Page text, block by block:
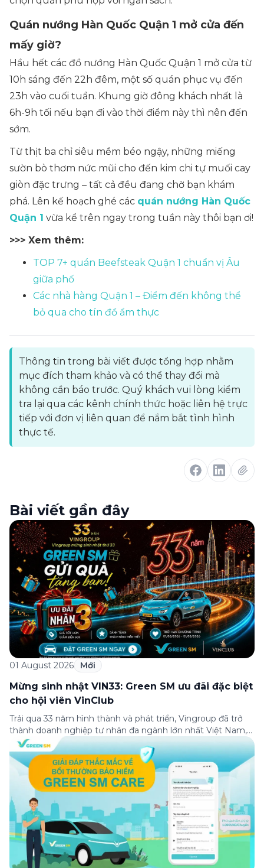
Quán nướng Hàn Quốc Quận 1 mở cửa đến
mấy giờ?
Hầu hết các đồ nướng Hàn Quốc Quận 1 mở cửa từ
10h sáng đến 22h đêm, một số quán phục vụ đến
23h vào cuối tuần. Khung giờ đông khách nhất là
6h-9h tối nếu bạn đi vào thời điểm này thì nên đến
sớm.
Từ thịt ba chỉ siêu mềm béo ngậy, những miếng
sườn bò thơm nức mũi cho đến kim chi tự muối cay
giòn đặc trưng – tất cả đều đang chờ bạn khám
phá. Lên kế hoạch ghé các quán nướng Hàn Quốc
Quận 1 vừa kể trên ngay trong tuần này thôi bạn ơi!
>>> Xem thêm:
TOP 7+ quán Beefsteak Quận 1 chuẩn vị Âu
giữa phố
Các nhà hàng Quận 1 – Điểm đến không thể
bỏ qua cho tín đồ ẩm thực
Thông tin trong bài viết được tổng hợp nhằm
mục đích tham khảo và có thể thay đổi mà
không cần báo trước. Quý khách vui lòng kiểm
tra lại qua các kênh chính thức hoặc liên hệ trực
tiếp với đơn vị liên quan để nắm bắt tình hình
thực tế.
Bài viết gần đây
01 August 2026 Mới
Mừng sinh nhật VIN33: Green SM ưu đãi đặc biệt
cho hội viên VinClub
Trải qua 33 năm hình thành và phát triển, Vingroup đã trở
thành doanh nghiệp tư nhân đa ngành lớn nhất Việt Nam,
lọt Top 30 doanh nghiệp lớn nhất Đông Nam Á theo bảng
xếp hạng của Tạp chí Fortune (Mỹ). Nhân kỷ niệm 33 năm
thành lập (8/8/1993 đến 8/8/2026), Green SM trân […]